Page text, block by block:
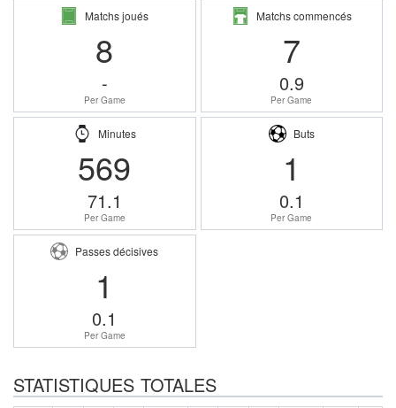
Matchs joués
8
-
Per Game
Matchs commencés
7
0.9
Per Game
Minutes
569
71.1
Per Game
Buts
1
0.1
Per Game
Passes décisives
1
0.1
Per Game
STATISTIQUES TOTALES